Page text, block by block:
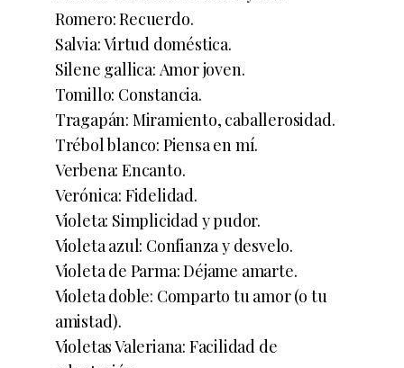
Romero: Recuerdo.
Salvia: Virtud doméstica.
Silene gallica: Amor joven.
Tomillo: Constancia.
Tragapán: Miramiento, caballerosidad.
Trébol blanco: Piensa en mí.
Verbena: Encanto.
Verónica: Fidelidad.
Violeta: Simplicidad y pudor.
Violeta azul: Confianza y desvelo.
Violeta de Parma: Déjame amarte.
Violeta doble: Comparto tu amor (o tu
amistad).
Violetas Valeriana: Facilidad de